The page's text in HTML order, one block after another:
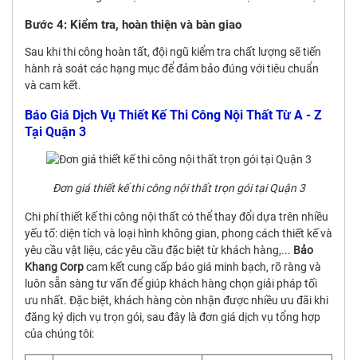
Bước 4: Kiểm tra, hoàn thiện và bàn giao
Sau khi thi công hoàn tất, đội ngũ kiểm tra chất lượng sẽ tiến
hành rà soát các hạng mục để đảm bảo đúng với tiêu chuẩn
và cam kết.
Báo Giá Dịch Vụ Thiết Kế Thi Công Nội Thất Từ A - Z
Tại Quận 3
Đơn giá thiết kế thi công nội thất trọn gói tại Quận 3
Chi phí thiết kế thi công nội thất có thể thay đổi dựa trên nhiều
yếu tố: diện tích và loại hình không gian, phong cách thiết kế và
yêu cầu vật liệu, các yêu cầu đặc biệt từ khách hàng,... Bảo
Khang Corpcam kết cung cấp báo giá minh bạch, rõ ràng và
luôn sẵn sàng tư vấn để giúp khách hàng chọn giải pháp tối
ưu nhất. Đặc biệt, khách hàng còn nhận được nhiều ưu đãi khi
đăng ký dịch vụ trọn gói, sau đây là đơn giá dịch vụ tổng hợp
của chúng tôi: